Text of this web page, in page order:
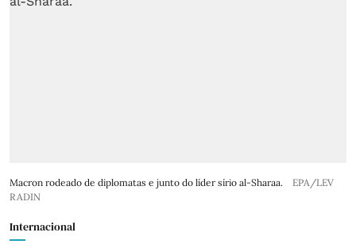
Macron rodeado de diplomatas e junto do líder sírio al-Sharaa.
EPA/LEV
RADIN
Internacional